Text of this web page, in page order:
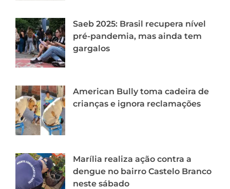
Saeb 2025: Brasil recupera nível
pré-pandemia, mas ainda tem
gargalos
American Bully toma cadeira de
crianças e ignora reclamações
Marília realiza ação contra a
dengue no bairro Castelo Branco
neste sábado